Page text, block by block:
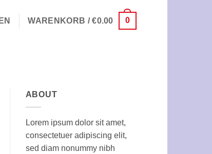
WARENKORB /€0.00 0
ABOUT
Lorem ipsum dolor sit amet,
consectetuer adipiscing elit,
sed diam nonummy nibh